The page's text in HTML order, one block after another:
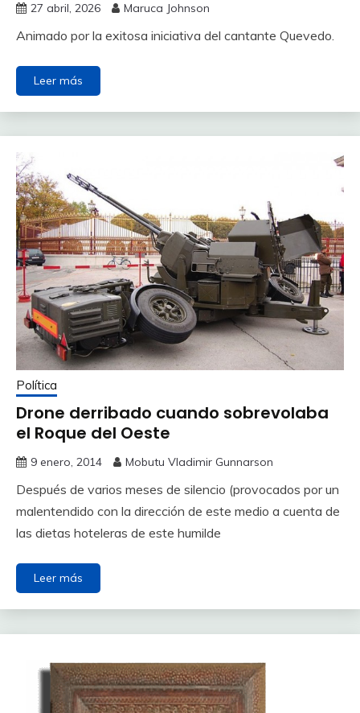
27 abril, 2026 Maruca Johnson
Animado por la exitosa iniciativa del cantante Quevedo.
Leer más
Política
Drone derribado cuando sobrevolaba
el Roque del Oeste
9 enero, 2014 Mobutu Vladimir Gunnarson
Después de varios meses de silencio (provocados por un
malentendido con la dirección de este medio a cuenta de
las dietas hoteleras de este humilde
Leer más